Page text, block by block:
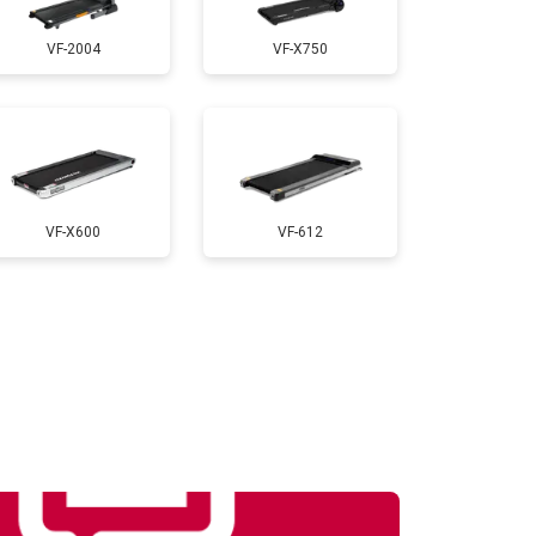
800 ₽ Заказать
VF-2004 VF-X750
VF-X600 VF-612